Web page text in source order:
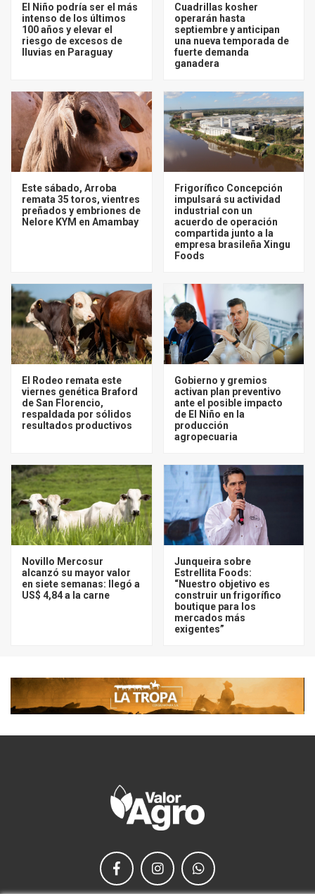
El Niño podría ser el más
intenso de los últimos
100 años y elevar el
riesgo de excesos de
lluvias en Paraguay
Cuadrillas kosher
operarán hasta
septiembre y anticipan
una nueva temporada de
fuerte demanda
ganadera
Este sábado, Arroba
remata 35 toros, vientres
preñados y embriones de
Nelore KYM en Amambay
Frigorífico Concepción
impulsará su actividad
industrial con un
acuerdo de operación
compartida junto a la
empresa brasileña Xingu
Foods
El Rodeo remata este
viernes genética Braford
de San Florencio,
respaldada por sólidos
resultados productivos
Gobierno y gremios
activan plan preventivo
ante el posible impacto
de El Niño en la
producción
agropecuaria
Novillo Mercosur
alcanzó su mayor valor
en siete semanas: llegó a
US$ 4,84 a la carne
Junqueira sobre
Estrellita Foods:
“Nuestro objetivo es
construir un frigorífico
boutique para los
mercados más
exigentes”